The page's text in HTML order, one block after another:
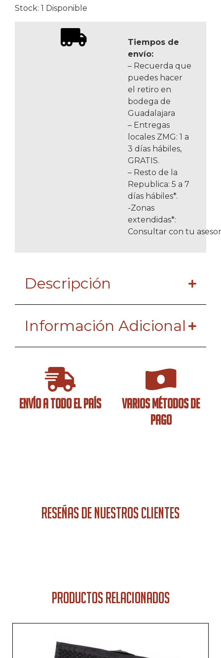
ENVÍO A TODO EL PAÍS
VARIOS MÉTODOS DE
PAGO
Stock: 1 Disponible
Tiempos de
envío:
– Recuerda que
puedes hacer
el retiro en
bodega de
Guadalajara
– Entregas
locales ZMG: 1 a
3 días hábiles,
GRATIS.
– Resto de la
Republica: 5 a 7
días hábiles*.
-Zonas
extendidas*:
Consultar con tu
Descripción
Información Adicional
RESEÑAS DE NUESTROS CLIENTES
PRODUCTOS RELACIONADOS